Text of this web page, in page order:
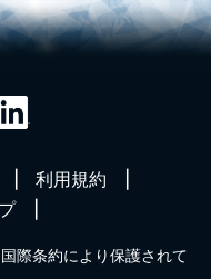
利用規約
際条約により保護されて